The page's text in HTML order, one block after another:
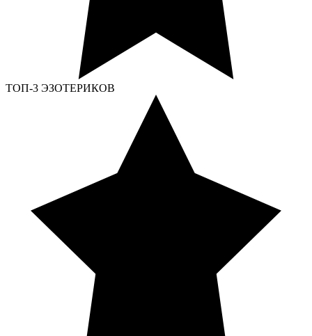
ТОП-3 ЭЗОТЕРИКОВ